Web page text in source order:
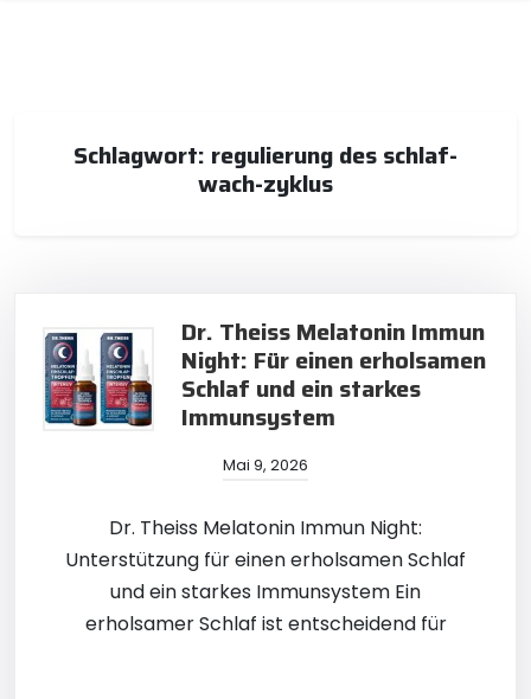
Schlagwort: regulierung des schlaf-
wach-zyklus
Dr. Theiss Melatonin Immun
Night: Für einen erholsamen
Schlaf und ein starkes
Immunsystem
Mai 9, 2026
Dr. Theiss Melatonin Immun Night:
Unterstützung für einen erholsamen Schlaf
und ein starkes Immunsystem Ein
erholsamer Schlaf ist entscheidend für